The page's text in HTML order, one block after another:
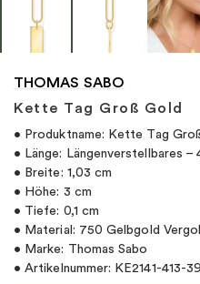
THOMAS SABO
Kette Tag Groß Gold
• Produktname: Kette Tag
• Länge: Längenverstellbares –
• Breite: 1,03 cm
• Höhe: 3 cm
• Tiefe: 0,1 cm
• Material: 750 Gelbgold
• Marke: Thomas Sabo
• Artikelnummer: KE2141-413-